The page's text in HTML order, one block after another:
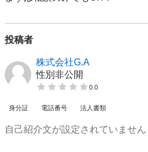
投稿者
株式会社G.A
性別非公開
0.0
身分証 電話番号 法人書類
自己紹介文が設定されていません